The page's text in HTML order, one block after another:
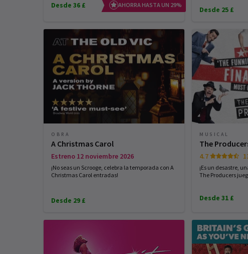
Desde 36 £ AHORRA HASTA UN 29%
Desde 25 £
OBRA
A Christmas Carol
Estreno 12 noviembre 2026
¡No seas un Scrooge, celebra la temporada con A
Christmas Carol entradas!
Desde 29 £
MUSICAL
The
4.7
¡Es un desastre,
The Producers
Desde 31 £